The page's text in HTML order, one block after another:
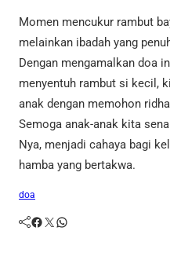
Momen mencukur rambut
melainkan ibadah yang
Dengan mengamalkan doa
menyentuh rambut si kecil,
anak dengan memohon
Semoga anak-anak kita
Nya, menjadi cahaya bagi
hamba yang bertakwa.
doa
Facebook Twitter WhatsApp